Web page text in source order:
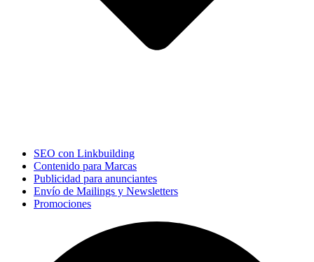
SEO con Linkbuilding
Contenido para Marcas
Publicidad para anunciantes
Envío de Mailings y Newsletters
Promociones